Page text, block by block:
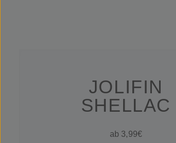
JOLIFIN
SHELLAC
ab 3,99€